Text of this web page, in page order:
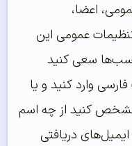
اعضا،
عمومی این
سعی کنید
وارد کنید و یا
کنید از چه اسم
دریافتی